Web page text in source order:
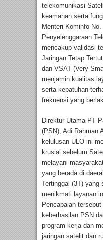
telekomunikasi
keamanan serta
Menteri Kominfo
Penyelenggaraan
mencakup validasi
Jaringan Tetap
dan VSAT (Very
menjamin kualitas
serta kepatuhan
frekuensi yang
Direktur Utama PT
(PSN), Adi Rahman
kelulusan ULO ini
krusial sebelum
melayani
yang berada di
Tertinggal (3T) yang
menikmati layanan
Pencapaian
keberhasilan PSN
program kerja dan
jaringan satelit dan